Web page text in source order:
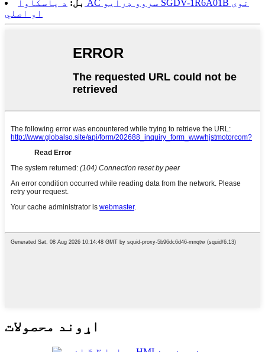
بل: د یاسکاوا AC سروو ډرایو SGDV-1R6A01B نوی
او اصلي
اړوند محصولات